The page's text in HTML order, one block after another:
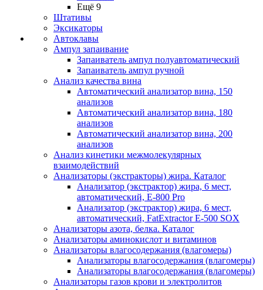
Ещё 9
Штативы
Эксикаторы
Автоклавы
Ампул запаивание
Запаиватель ампул полуавтоматический
Запаиватель ампул ручной
Анализ качества вина
Автоматический анализатор вина, 150
анализов
Автоматический анализатор вина, 180
анализов
Автоматический анализатор вина, 200
анализов
Анализ кинетики межмолекулярных
взаимодействий
Анализаторы (экстракторы) жира. Каталог
Анализатор (экстрактор) жира, 6 мест,
автоматический, E-800 Pro
Анализатор (экстрактор) жира, 6 мест,
автоматический, FatExtractor E-500 SOX
Анализаторы азота, белка. Каталог
Анализаторы аминокислот и витаминов
Анализаторы влагосодержания (влагомеры)
Анализаторы влагосодержания (влагомеры)
Анализаторы влагосодержания (влагомеры)
Анализаторы газов крови и электролитов